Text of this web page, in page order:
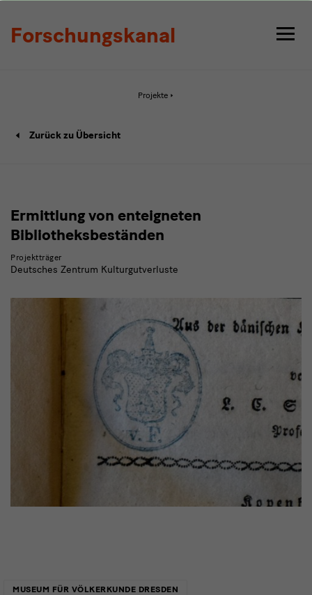
Forschungskanal
Projekte
Projekt
Zurück zu Übersicht
Ermittlung von enteigneten
Bibliotheksbeständen
Projektträger
Deutsches Zentrum Kulturgutverluste
MUSEUM FÜR VÖLKERKUNDE DRESDEN